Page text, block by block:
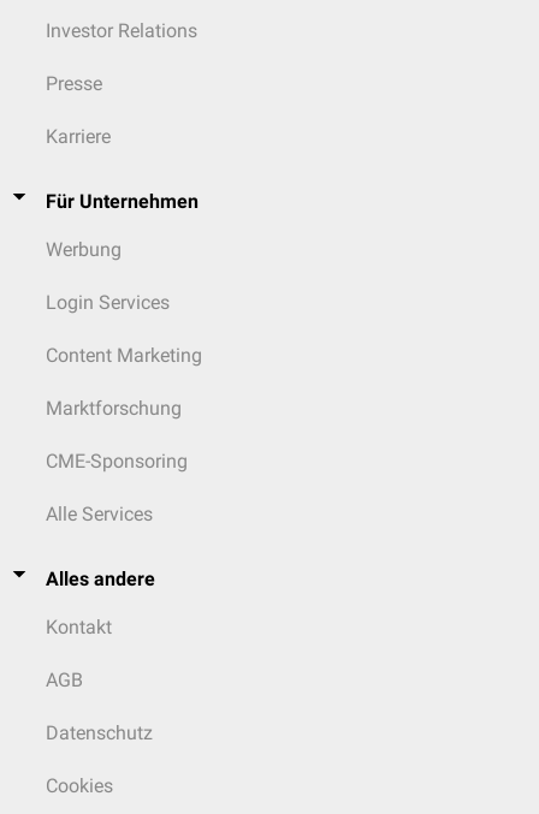
Investor Relations
Presse
Karriere
Für Unternehmen
Werbung
Login Services
Content Marketing
Marktforschung
CME-Sponsoring
Alle Services
Alles andere
Kontakt
AGB
Datenschutz
Cookies